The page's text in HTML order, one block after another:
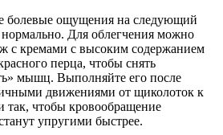
болевые ощущения на следующий
нормально. Для облегчения можно
с кремами с высоким содержанием
перца, чтобы снять
мышц. Выполняйте его после
движениями от щиколоток к
так, чтобы кровообращение
упругими быстрее.